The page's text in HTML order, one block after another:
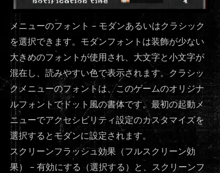
メニューのフォント – モダンあるいはクラシック
を選択できます。モダンフォントは装飾が少ない
大きめのフォントが使用され、大文字と小文字が
混在し、読みやすい色で表示されます。クラシッ
クメニューのフォントは、このゲームのオリジナ
ルフォントでドット風の書体です。最初の起動メ
ニューでアクセシビリティ設定のカスタマイズを
選択するとモダンに設定されます。
スクリーンフラッシュ効果（フルスクリーン効
果） – 有効にする（選択する）と、スクリーンフ